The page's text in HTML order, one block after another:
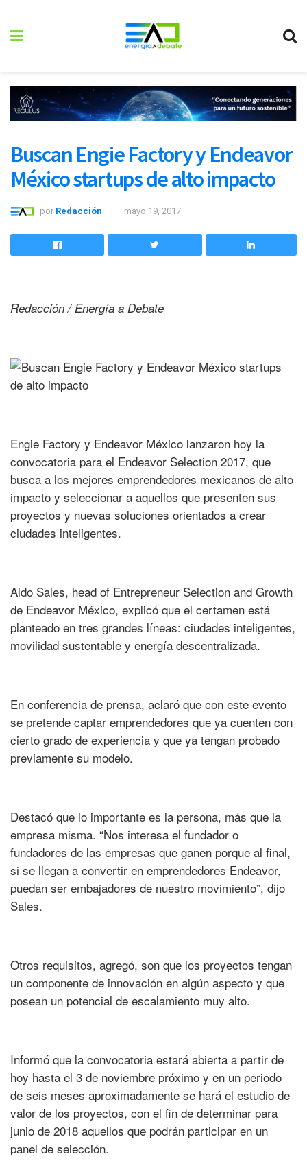
Buscan Engie Factory y Endeavor
México startups de alto impacto
por Redacción mayo 19, 2017
Redacción / Energía a Debate
Engie Factory y Endeavor México lanzaron hoy la
convocatoria para el Endeavor Selection 2017, que
busca a los mejores emprendedores mexicanos de alto
impacto y seleccionar a aquellos que presenten sus
proyectos y nuevas soluciones orientados a crear
ciudades inteligentes.
Aldo Sales, head of Entrepreneur Selection and Growth
de Endeavor México, explicó que el certamen está
planteado en tres grandes líneas: ciudades inteligentes,
movilidad sustentable y energía descentralizada.
En conferencia de prensa, aclaró que con este evento
se pretende captar emprendedores que ya cuenten con
cierto grado de experiencia y que ya tengan probado
previamente su modelo.
Destacó que lo importante es la persona, más que la
empresa misma. “Nos interesa el fundador o
fundadores de las empresas que ganen porque al final,
si se llegan a convertir en emprendedores Endeavor,
puedan ser embajadores de nuestro movimiento”, dijo
Sales.
Otros requisitos, agregó, son que los proyectos tengan
un componente de innovación en algún aspecto y que
posean un potencial de escalamiento muy alto.
Informó que la convocatoria estará abierta a partir de
hoy hasta el 3 de noviembre próximo y en un periodo
de seis meses aproximadamente se hará el estudio de
valor de los proyectos, con el fin de determinar para
junio de 2018 aquellos que podrán participar en un
panel de selección.